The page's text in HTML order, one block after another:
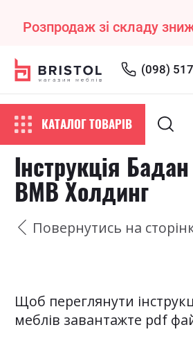
Розпродаж зі складу
(098)
КАТАЛОГ ТОВАРІВ
Інструкція
ВМВ Холдинг
Повернутись на
Щоб переглянути
меблів завантажте pdf